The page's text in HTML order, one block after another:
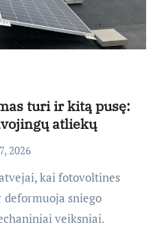
turi ir kitą pusę:
atliekų
2026
kai fotovoltines
deformuoja sniego
veiksniai.